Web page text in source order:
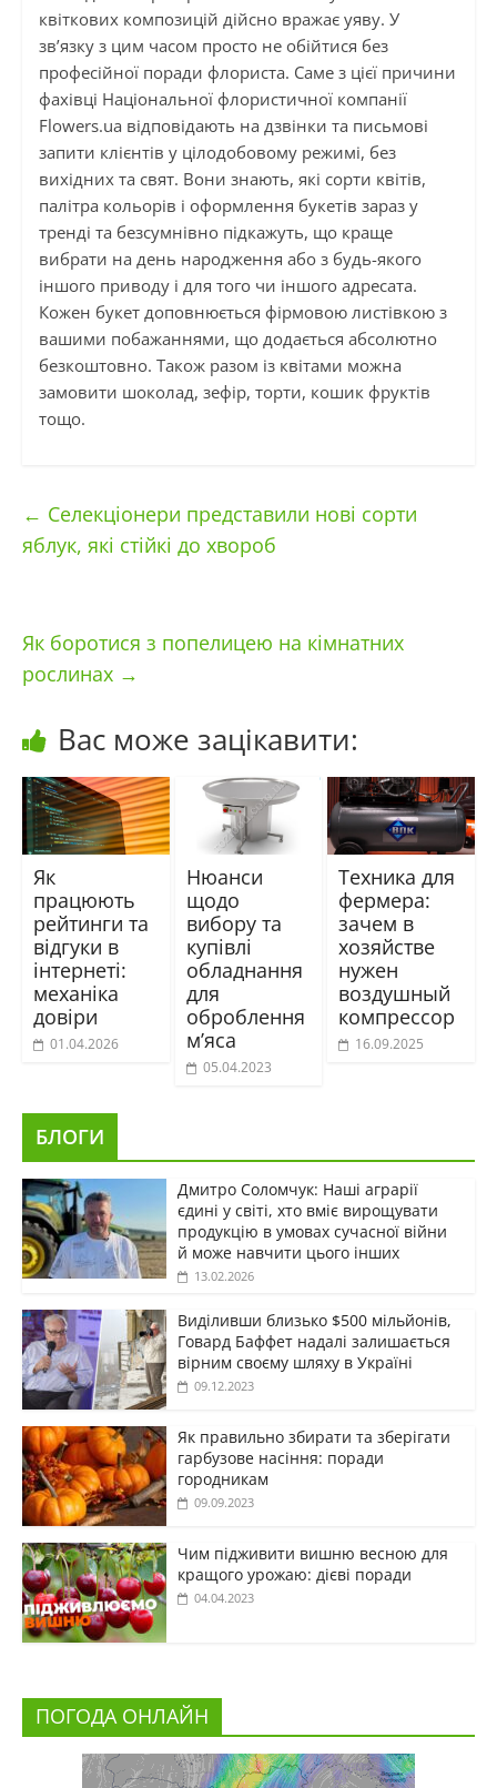
квіткових композицій дійсно вражає уяву. У
зв’язку з цим часом просто не обійтися без
професійної поради флориста. Саме з цієї причини
фахівці Національної флористичної компанії
Flowers.ua відповідають на дзвінки та письмові
запити клієнтів у цілодобовому режимі, без
вихідних та свят. Вони знають, які сорти квітів,
палітра кольорів і оформлення букетів зараз у
тренді та безсумнівно підкажуть, що краще
вибрати на день народження або з будь-якого
іншого приводу і для того чи іншого адресата.
Кожен букет доповнюється фірмовою листівкою з
вашими побажаннями, що додається абсолютно
безкоштовно. Також разом із квітами можна
замовити шоколад, зефір, торти, кошик фруктів
тощо.
← Селекціонери представили нові сорти
яблук, які стійкі до хвороб
Як боротися з попелицею на кімнатних
рослинах →
Вас може зацікавити:
Як
працюють
рейтинги та
відгуки в
інтернеті:
механіка
довіри
01.04.2026
Нюанси
щодо
вибору та
купівлі
обладнання
для
оброблення
м’яса
05.04.2023
Техника для
фермера:
зачем в
хозяйстве
нужен
воздушный
компрессор
16.09.2025
БЛОГИ
Дмитро Соломчук: Наші аграрії
єдині у світі, хто вміє вирощувати
продукцію в умовах сучасної війни
й може навчити цього інших
13.02.2026
Виділивши близько $500 мільйонів,
Говард Баффет надалі залишається
вірним своєму шляху в Україні
09.12.2023
Як правильно збирати та зберігати
гарбузове насіння: поради
городникам
09.09.2023
Чим підживити вишню весною для
кращого урожаю: дієві поради
04.04.2023
ПОГОДА ОНЛАЙН